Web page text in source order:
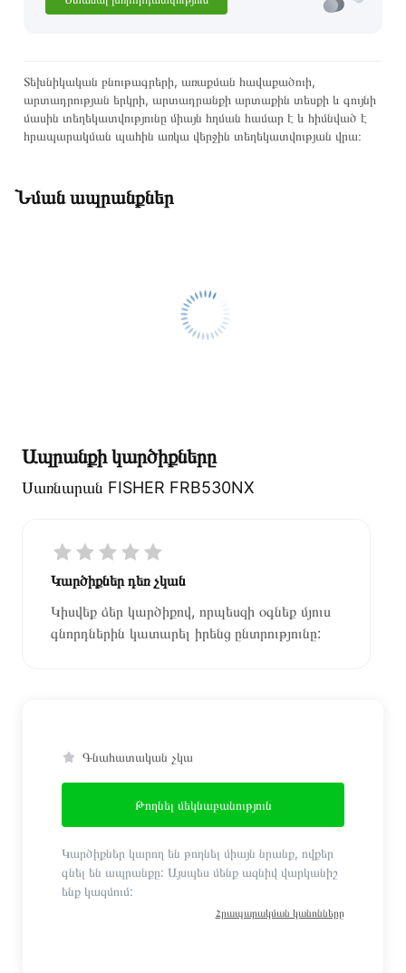
Տեխնիկական բնութագրերի, առաքման հավաքածուի,
արտադրության երկրի, արտադրանքի արտաքին տեսքի և գույնի
մասին տեղեկատվությունը միայն հղման համար է և հիմնված է
հրապարակման պահին առկա վերջին տեղեկատվության վրա։
Նման ապրանքներ
Ապրանքի կարծիքները
Սառնարան FISHER FRB530NX
Կարծիքներ դեռ չկան
Կիսվեք ձեր կարծիքով, որպեսզի օգնեք մյուս
գնորդներին կատարել իրենց ընտրությունը:
Գնահատական չկա
Թողնել մեկնաբանություն
Կարծիքներ կարող են թողնել միայն նրանք, ովքեր
գնել են ապրանքը: Այսպես մենք ազնիվ վարկանիշ
ենք կազմում:
Հրապարակման կանոնները